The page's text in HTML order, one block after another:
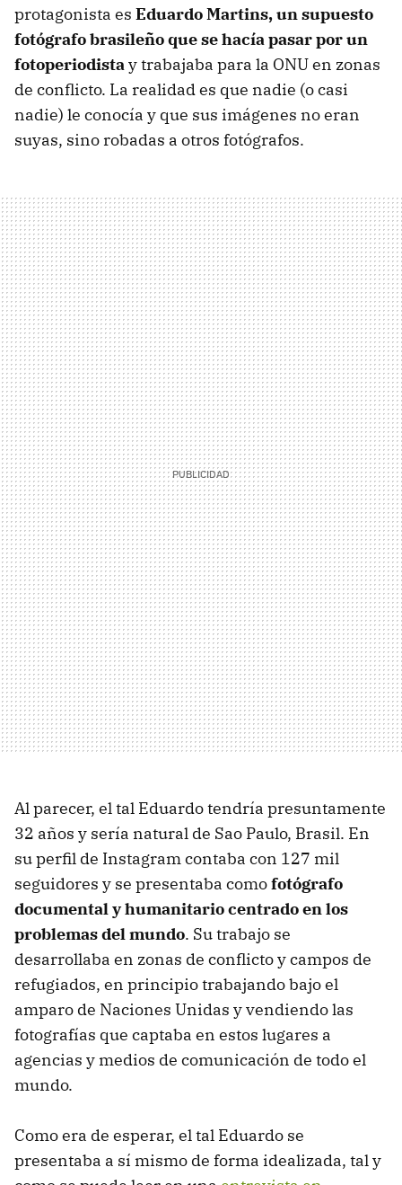
protagonista es Eduardo Martins, un supuesto
fotógrafo brasileño que se hacía pasar por un
fotoperiodista y trabajaba para la ONU en zonas
de conflicto. La realidad es que nadie (o casi
nadie) le conocía y que sus imágenes no eran
suyas, sino robadas a otros fotógrafos.
Al parecer, el tal Eduardo tendría presuntamente
32 años y sería natural de Sao Paulo, Brasil. En
su perfil de Instagram contaba con 127 mil
seguidores y se presentaba comofotógrafo
documental y humanitario centrado en los
problemas del mundo. Su trabajo se
desarrollaba en zonas de conflicto y campos de
refugiados, en principio trabajando bajo el
amparo de Naciones Unidas y vendiendo las
fotografías que captaba en estos lugares a
agencias y medios de comunicación de todo el
mundo.
Como era de esperar, el tal Eduardo se
presentaba a sí mismo de forma idealizada, tal y